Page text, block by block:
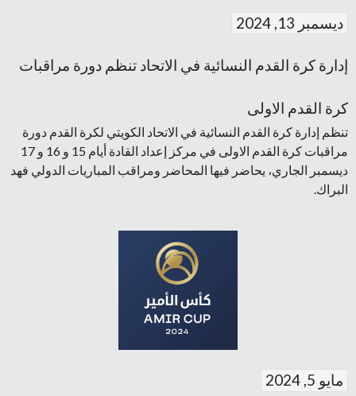
ديسمبر 13, 2024
إدارة كرة القدم النسائية في الاتحاد تنظم دورة مراقبات
كرة القدم الاولى
تنظم إدارة كرة القدم النسائية في الاتحاد الكويتي لكرة القدم دورة
مراقبات كرة القدم الاولى في مركز إعداد القادة أيام 15 و 16 و 17
ديسمبر الجاري، يحاضر فيها المحاضر ومراقب المباريات الدولي فهد
البراك.
مايو 5, 2024